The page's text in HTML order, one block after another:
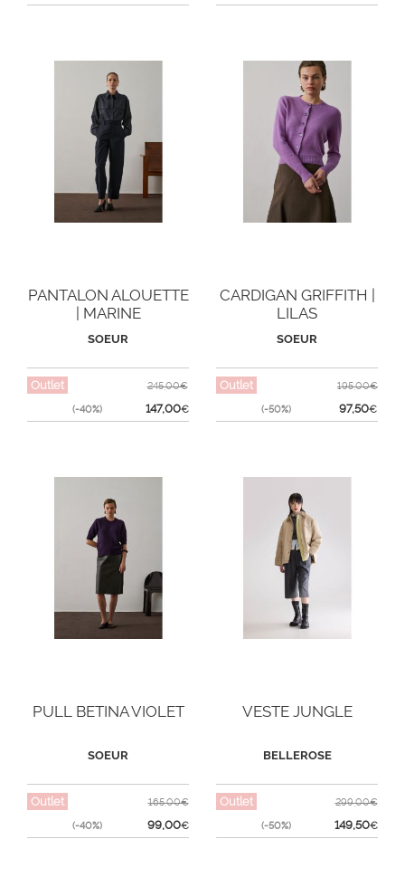
PANTALON ALOUETTE
| MARINE
SOEUR
Outlet
(-40%)
245,00€
147,00€
CARDIGAN GRIFFITH |
LILAS
SOEUR
Outlet
(-50%)
195,00€
97,50€
PULL BETINA VIOLET
SOEUR
Outlet
(-40%)
165,00€
99,00€
VESTE JUNGLE
BELLEROSE
Outlet
(-50%)
299,00€
149,50€